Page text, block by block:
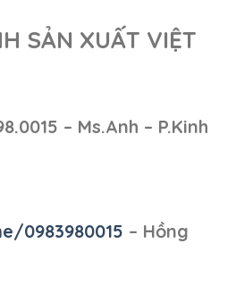
SẢN XUẤT VIỆT
– Ms.Anh – P.Kinh
0983980015 – Hồng